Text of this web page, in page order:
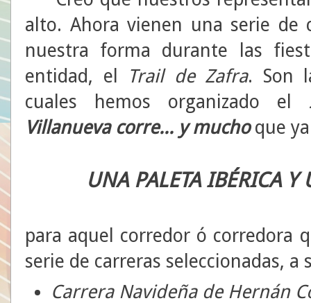
alto. Ahora vienen una serie de
nuestra forma durante las
entidad, el
Trail de Zafra. Son
cuales hemos organizado el
Villanueva corre... y muchoque
UNA PALETA IBÉRICA Y
para aquel corredor ó corredora
serie de carreras seleccionadas, a
Carrera Navideña de Hernán